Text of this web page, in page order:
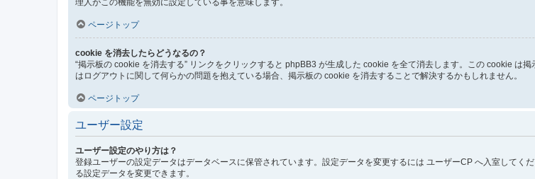
ページトップ
cookie を消去したらどうなるの？
“掲示板の cookie を消去する” リンクをクリックすると phpBB3 が生成した cookie を全て消去します。この cookie は
はログアウトに関して何らかの問題を抱えている場合、掲示板の cookie を消去することで解決するかもしれません。
ページトップ
ユーザー設定
ユーザー設定のやり方は？
登録ユーザーの設定データはデータベースに保管されています。設定データを変更するには ユーザーCP へ入室して
る設定データを変更できます。